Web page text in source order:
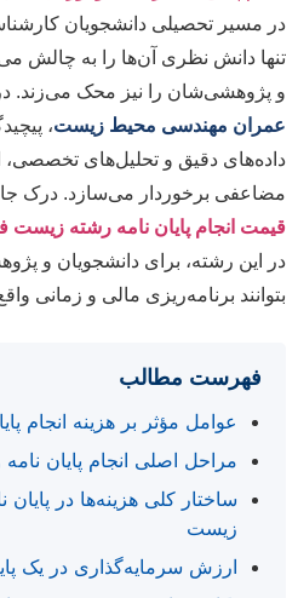
در مسیر تحصیلی دانشجویان
تنها دانش نظری آن‌ها را به چالش
و پژوهشی‌شان را نیز محک می‌زند.
عمران مهندسی محیط زیست،
داده‌های دقیق و تحلیل‌های تخصصی،
مضاعفی برخوردار می‌سازد. درک
قیمت انجام پایان نامه رشته
در این رشته، برای دانشجویان و
بتوانند برنامه‌ریزی مالی و زمانی
فهرست مطالب
عوامل مؤثر بر هزینه انجام
مراحل اصلی انجام پایان نامه
ساختار کلی هزینه‌ها در
زیست
ارزش سرمایه‌گذاری در یک